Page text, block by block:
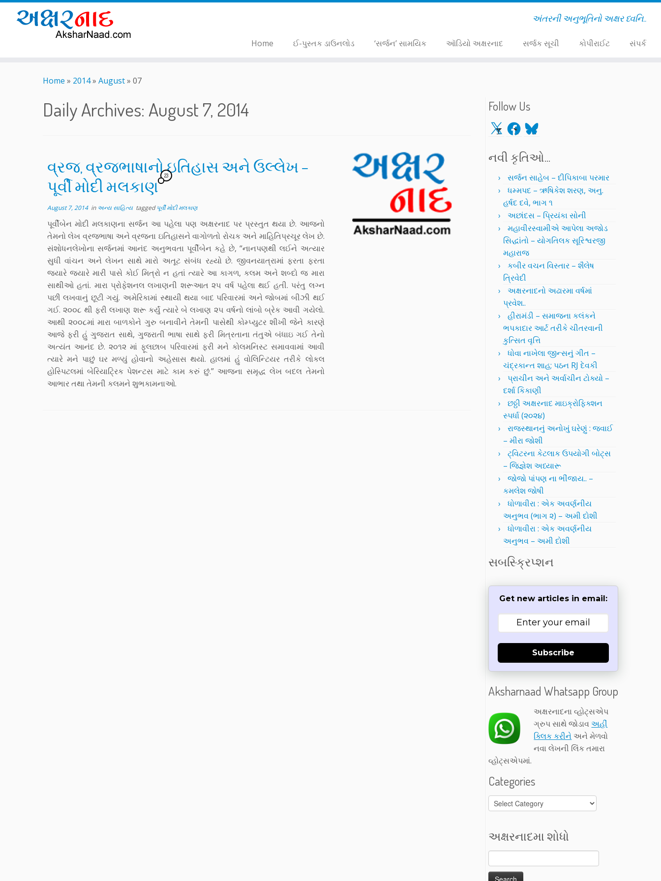
અંતરની અનુભૂતિનો અક્ષર ધ્વનિ..
Home ઈ-પુસ્તક ડાઉનલોડ ‘સર્જન’ સામયિક ઑડિયો અક્ષરનાદ સર્જક સૂચી કોપીરાઈટ સંપર્ક
Home » 2014» August» 07
Daily Archives: August 7, 2014
વ્રજ, વ્રજભાષાનો ઇતિહાસ અને ઉલ્લેખ –
પૂર્વી મોદી મલકાણ
23
August 7, 2014in અન્ય સાહિત્ય taggedપૂર્વી મોદી મલકાણ
પૂર્વીબેન મોદી મલકાણના સર્જન આ પહેલા પણ અક્ષરનાદ પર પ્રસ્તુત થયા છે. આજનો
તેમનો લેખ વ્રજભાષા અને વ્રજના ઇતિહાસને વાગોળતો રોચક અને માહિતિપ્રચૂર લેખ છે.
સંશોધનલેખોના સર્જનમાં આનંદ અનુભવતા પૂર્વીબેન કહે છે, “નાનપણથી લઈને અત્યાર
સુધી વાંચન અને લેખન સાથે મારો અતૂટ સંબંધ રહ્યો છે. જીવનયાત્રામાં ફરતા ફરતા
જ્યારે જ્યારે મારી પાસે કોઈ મિત્રો ન હતાં ત્યારે આ કાગળ, કલમ અને શબ્દો જ મારા
સાથીઓ હતાં. મારા પ્રોફેશનલ લખાણની શરૂઆત ૨૫ વર્ષ પહેલા થઈ હતી. પરંતુ લગ્ન
પછી લખવાનું છૂટી ગયું. અમેરિકામાં સ્થાયી થયા બાદ પરિવારમાં અને જોબમાં બીઝી થઈ
ગઈ. ૨૦૦૮ થી ફરી લખાણ શરૂ કર્યું ત્યારે બે લખાણ ૨૫ વર્ષનો લાંબો બ્રેક આવી ગયેલો.
આથી ૨૦૦૮માં મારા બાળકોને ગુરુ બનાવીને તેમની પાસેથી કોમ્પ્યુટર શીખી જેને કારણે
આજે ફરી હું ગુજરાત સાથે, ગુજરાતી ભાષા સાથે ફરી મિત્રતાના તંતુએ બંધાઇ ગઈ તેનો
અત્યંત આનંદ છે. ૨૦૧૨ માં ફૂલછાબ પરિવારમાં ફરી મને કોલમનિસ્ટ સમાવવામાં આવી
ત્યારે મને પાછું ઘર મળ્યું હોવાનો અહેસાસ થયો. હાલમાં હું વોલિન્ટિયર તરીકે લોકલ
હોસ્પિટલમાં બેરિયાટ્રિક પેશન્ટસ માટે કામ કરું છું.” આજના સમૃદ્ધ લેખ બદલ તેમનો
આભાર તથા તેમની કલમને શુભકામનાઓ.
Follow Us
X Facebook
Bluesky
નવી કૃતિઓ…
સર્જન સાહેબ – દીપિકાબા પરમાર
ધમ્મપદ – ઋષિકેશ શરણ, અનુ.
હર્ષદ દવે, ભાગ ૧
અછાંદસ – પ્રિયંકા સોની
મહાવીરસ્વામીએ આપેલા અજોડ
સિદ્ધાંતો – યોગતિલક સૂરિશ્વરજી
મહારાજ
કબીર વચન વિસ્તાર – શૈલેષ
ત્રિવેદી
અક્ષરનાદનો અઢારમા વર્ષમાં
પ્રવેશ..
હીરામંડી – સમાજના કલંકને
ભપકાદાર આર્ટ તરીકે ચીતરવાની
કુત્સિત વૃત્તિ
ધોવા નાખેલા જીન્સનું ગીત –
ચંદ્રકાન્ત શાહ; પઠન RJ દેવકી
પ્રાચીન અને અર્વાચીન ટોક્યો –
દર્શા કિકાણી
છઠ્ઠી અક્ષરનાદ માઇક્રોફિક્શન
સ્પર્ધા (૨૦૨૪)
રાજસ્થાનનું અનોખું ઘરેણું : જવાઈ
– મીરા જોશી
ટ્વિટરના કેટલાક ઉપયોગી બોટ્સ
– જિજ્ઞેશ અધ્યારૂ
જોજો પાંપણ ના ભીંજાય.. –
કમલેશ જોષી
ધોળાવીરા : એક અવર્ણનીય
અનુભવ (ભાગ ૨) – અમી દોશી
ધોળાવીરા : એક અવર્ણનીય
અનુભવ – અમી દોશી
સબસ્ક્રિપ્શન
Get new articles in email:
Subscribe
Aksharnaad Whatsapp Group
અક્ષરનાદના વ્હોટ્સએપ
ગ્રુપ સાથે જોડાવઅહીં
ક્લિક કરીને અને મેળવો
નવા લેખની લિંક તમારા
વ્હોટ્સએપમાં.
Categories
Categories
અક્ષરનાદમા શોધો